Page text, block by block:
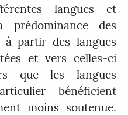
langues et
prédominance des
partir des langues
et vers celles-ci
que les langues
bénéficient
moins soutenue.